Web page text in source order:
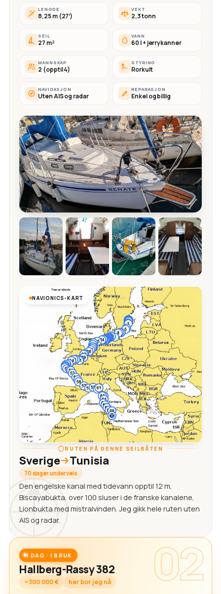
LENGDE
8,25 m (27′)
VEKT
2,3 tonn
SEIL
27 m²
VANN
60 l + jerrykanner
MANNSKAP
2 (opptil 4)
STYRING
Rorkult
NAVIGASJON
Uten AIS og radar
REPARASJON
Enkel og billig
NAVIONICS-KART
RUTEN PÅ DENNE SEILBÅTEN
Sverige Tunisia
70 dager underveis
Den engelske kanal med tidevann opptil 12 m,
Biscayabukta, over 100 sluser i de franske kanalene,
Lionbukta med mistralvinden. Jeg gikk hele ruten uten
AIS og radar.
02
I DAG · I BRUK
Hallberg-Rassy 382
~300 000 € her bor jeg nå